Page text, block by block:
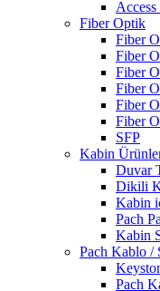
Fiber Optik
Fiber
Fiber
Fiber
Fiber
Fiber
Fiber
SFP
Kabin
Duvar
Dikili
Kabin
Pach
Kabin
Pach Kablo /
Pach